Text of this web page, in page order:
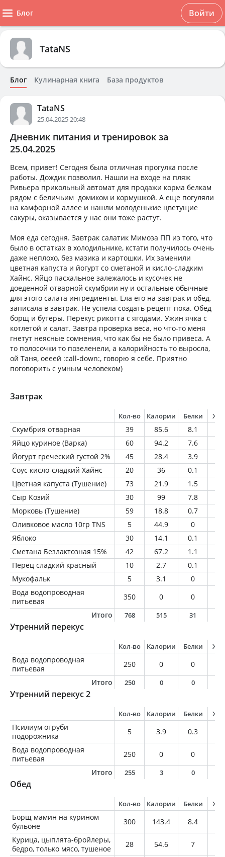
Блог Войти
TataNS
Блог Кулинарная книга База продуктов
TataNS
25.04.2025 20:48
Дневник питания и тренировок за
25.04.2025
Всем, привет! Сегодня была отличная прогулка после
работы. Дождик позволил. Нашли на входе на пляж
Ривьера прикольный автомат для продажи корма белкам
рядом с беличьим домиком и кормушкой. А еще погуляли
на камфорной аллее и нашли молоденькие цветущие
сакуры, оказывается у нас они тоже растут.
Моя еда сегодня. Завтрак салатик Мимоза ПП из того, что
было в остатках в холодильнике, кстати получилось очень
даже неплохо, без мазика и картошки. Их заменили
цветная капуста и йогурт со сметаной и кисло-сладким
Хайнс. Яйцо пасхальное залежалось и кусочек не
доеденной отварной скумбрии ну и остальные обычные
для этого салата ингредиенты. Ела его на завтрак и обед,
записала в завтрак. Не успела создать рецепт пока. Обед
борщ и бутеры. Перекус рикотта с ягодами. Ужин ячка с
котлетой и салат. Завтра проверка веса, но что-то меня
гнетут неясные сомнения, что как бы не было привеса. А
то полосочки то позеленели, а калорийность то выросла,
ой Таня, оееей :call-down:, говорю я себе. Приятно
поговорить с умным человеком)
Завтрак
Кол-во Калории Белки
Скумбрия отварная 39 85.6 8.1
Яйцо куриное (Варка)
60 94.2 7.6
Йогурт греческий густой 2%
45 28.4 3.9
Соус кисло-сладкий Хайнс
20 36 0.1
Цветная капуста (Тушение)
73 21.9 1.5
Сыр Козий
30 99 7.8
Морковь (Тушение)
59 18.8 0.7
Оливковое масло 10гр TNS
5 44.9 0
Яблоко
30 14.1 0.1
Сметана Безлактозная 15%
42 67.2 1.1
Перец сладкий красный
10 2.7 0.1
Мукофальк
5 3.1 0
Вода водопроводная
питьевая
350 0 0
Итого
768 515 31
Утренний перекус
Кол-во Калории Белки
Вода водопроводная
питьевая
250 0 0
Итого
250 0 0
Утренний перекус 2
Кол-во Калории Белки
Псилиум отруби
подорожника
5 3.9 0.3
Вода водопроводная
питьевая
250 0 0
Итого
255 3 0
Обед
Кол-во Калории Белки
Борщ мамин на курином
бульоне
300 143.4 8.4
Курица, цыплята-бройлеры,
бедро, только мясо, тушеное
28 54.6 7